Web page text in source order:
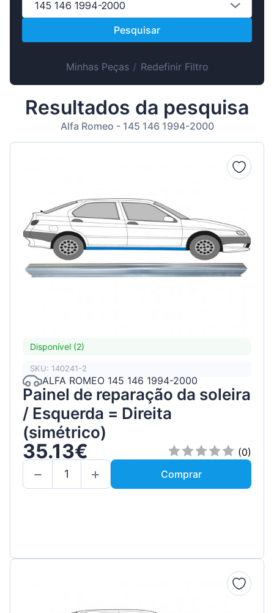
Lietuvių
Hrvatski
Slovenian
Latvian
Slovenčina
145 146 1994-2000
Pesquisar
Minhas Peças/ Redefinir Filtro
Resultados da pesquisa
Alfa Romeo - 145 146 1994-2000
Disponível (2)
SKU: 140241-2
ALFA ROMEO 145 146 1994-2000
Painel de reparação da soleira
/ Esquerda = Direita
(simétrico)
35.13€
(0)
Comprar